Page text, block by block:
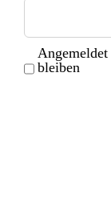
Angemeldet
bleiben